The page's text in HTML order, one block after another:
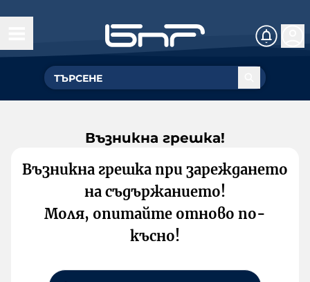
Възникна грешка!
Възникна грешка при зареждането
на съдържанието!
Моля, опитайте отново по-
късно!